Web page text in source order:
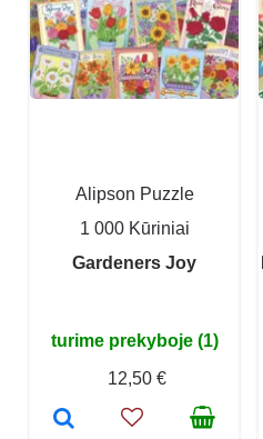
Alipson Puzzle
1 000 Kūriniai
Gardeners Joy
turime prekyboje (1)
12,50 €